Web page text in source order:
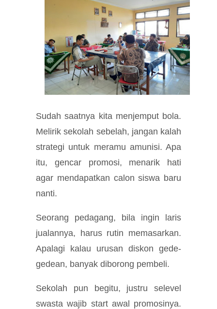
Sudah saatnya kita menjemput bola.
Melirik sekolah sebelah, jangan kalah
strategi untuk meramu amunisi. Apa
itu, gencar promosi, menarik hati
agar mendapatkan calon siswa baru
nanti.
Seorang pedagang, bila ingin laris
jualannya, harus rutin memasarkan.
Apalagi kalau urusan diskon gede-
gedean, banyak diborong pembeli.
Sekolah pun begitu, justru selevel
swasta wajib start awal promosinya.